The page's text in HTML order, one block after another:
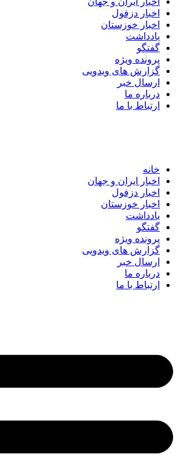
اخبار دزفول
اخبار خوزستان
یادداشت
گفتگو
پرونده ویژه
گزارش های ویدویی
ارسال خبر
درباره ما
ارتباط با ما
خانه
اخبار ایران و جهان
اخبار دزفول
اخبار خوزستان
یادداشت
گفتگو
پرونده ویژه
گزارش های ویدویی
ارسال خبر
درباره ما
ارتباط با ما